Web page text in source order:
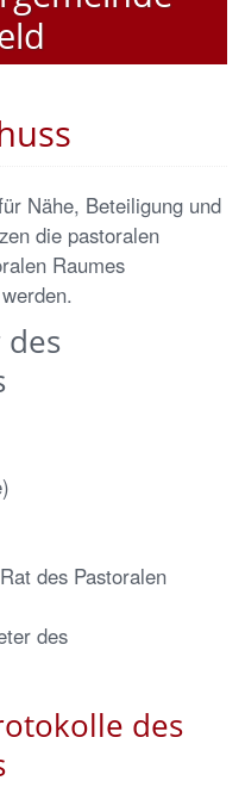
Nähe, Beteiligung und
die pastoralen
Raumes
des Pastoralen
des
des